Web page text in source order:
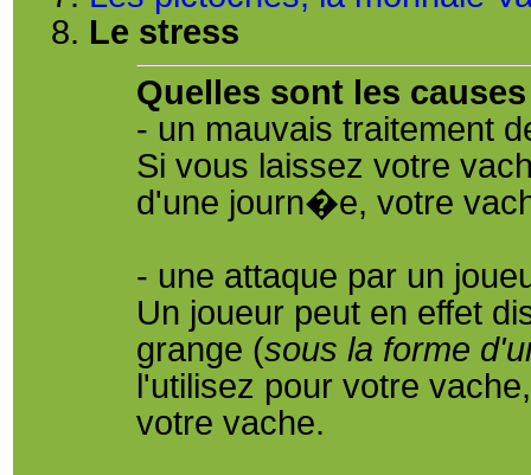
Le stress
Quelles sont les
- un mauvais traitement
Si vous laissez votre
d'une journ�e, votre
- une attaque par un
Un joueur peut en effet
grange (sous la forme
l'utilisez pour votre
votre vache.